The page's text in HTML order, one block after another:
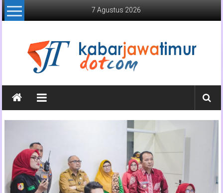
Lompat
ke
7 Agustus 2026
Kabar
Jawa
Timur
Online
Jawa
Timur